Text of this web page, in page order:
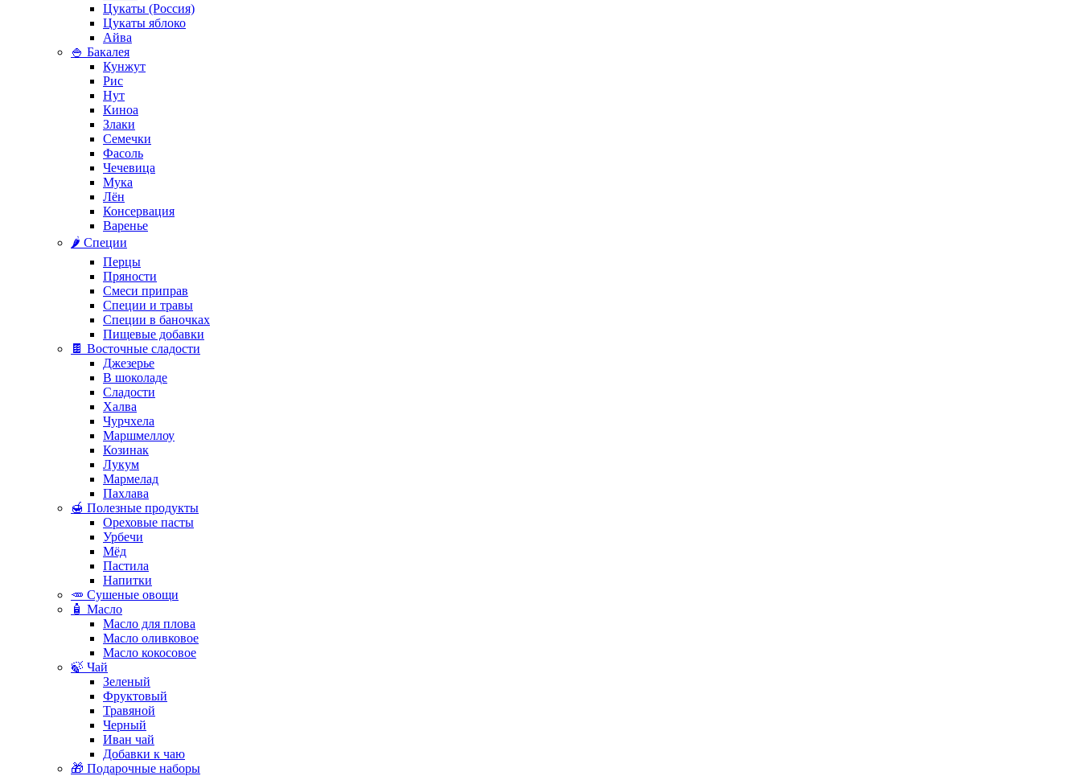
Цукаты (Россия)
Цукаты яблоко
Айва
🍚 Бакалея
Кунжут
Рис
Нут
Киноа
Злаки
Семечки
Фасоль
Чечевица
Мука
Лён
Консервация
Варенье
🌶️ Специи
Перцы
Пряности
Смеси приправ
Специи и травы
Специи в баночках
Пищевые добавки
🍫 Восточные сладости
Джезерье
В шоколаде
Сладости
Халва
Чурчхела
Маршмеллоу
Козинак
Лукум
Мармелад
Пахлава
🍯 Полезные продукты
Ореховые пасты
Урбечи
Мёд
Пастила
Напитки
🥕 Сушеные овощи
🧴 Масло
Масло для плова
Масло оливковое
Масло кокосовое
🍃 Чай
Зеленый
Фруктовый
Травяной
Черный
Иван чай
Добавки к чаю
🎁 Подарочные наборы